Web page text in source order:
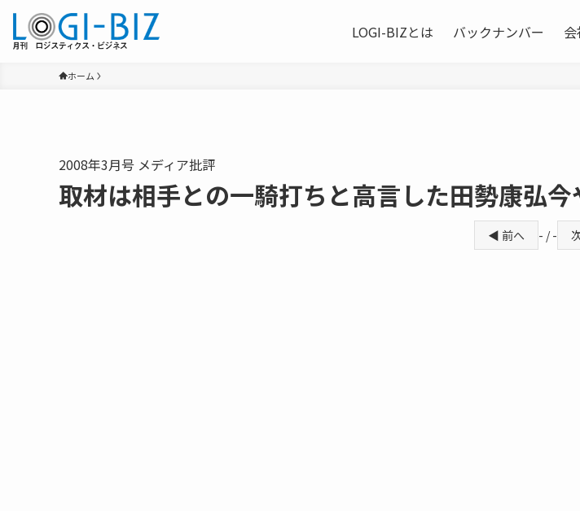
LOGI-BIZとは バックナンバー
ホーム
2008年3月号 メディア批評
取材は相手との一騎打ちと高言した田勢康弘
◀ 前へ - / -